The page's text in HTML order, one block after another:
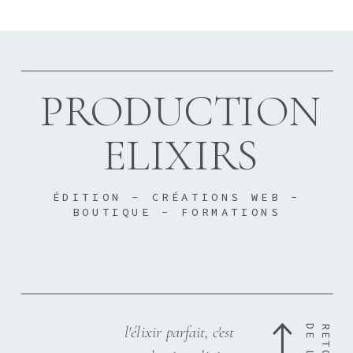
l'élixir parfait, c'est
PRODUCTION
ELIXIRS
ÉDITION - CRÉATIONS WEB -
BOUTIQUE - FORMATIONS